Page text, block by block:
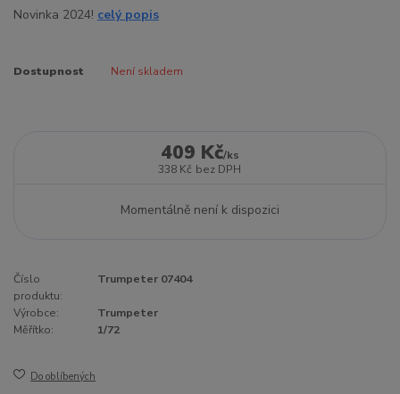
Novinka 2024! celý popis
Dostupnost Není skladem
409 Kč/ks
338 Kč bez DPH
Momentálně není k dispozici
Číslo
produktu:
Trumpeter 07404
Výrobce:
Trumpeter
Měřítko:
1/72
Do oblíbených